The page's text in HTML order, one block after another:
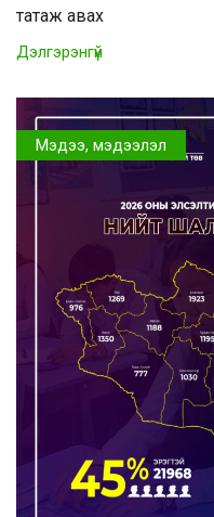
татаж авах
Дэлгэрэнгүй
Мэдээ, мэдээлэл